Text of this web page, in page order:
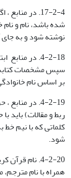
17-2-4. در
شده باشد، نام و
نوشته شود و به
4-2-18. در
سپس مشخصات
بر اساس نام
4-2-19. در
ربط و مقالات)
کلماتی که با نیم
شود.
4-2-20. نام
همراه با نام